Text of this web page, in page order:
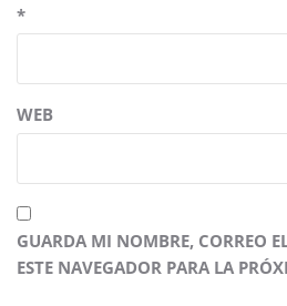
*
WEB
GUARDA MI NOMBRE, CORREO
ESTE NAVEGADOR PARA LA